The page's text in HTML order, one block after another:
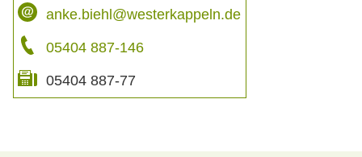
anke.biehl@westerkappeln.de
05404 887-146
05404 887-77